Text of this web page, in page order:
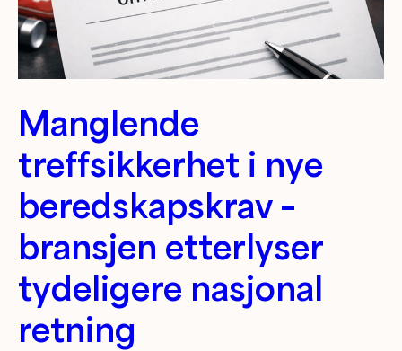
Manglende
treffsikkerhet i nye
beredskapskrav –
bransjen etterlyser
tydeligere nasjonal
retning